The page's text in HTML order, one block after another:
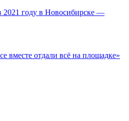
году в Новосибирске —
вместе отдали всё на площадке»